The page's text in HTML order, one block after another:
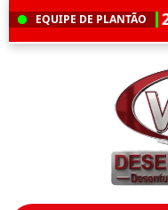
EQUIPE DE PLANTÃO
24 HORAS —